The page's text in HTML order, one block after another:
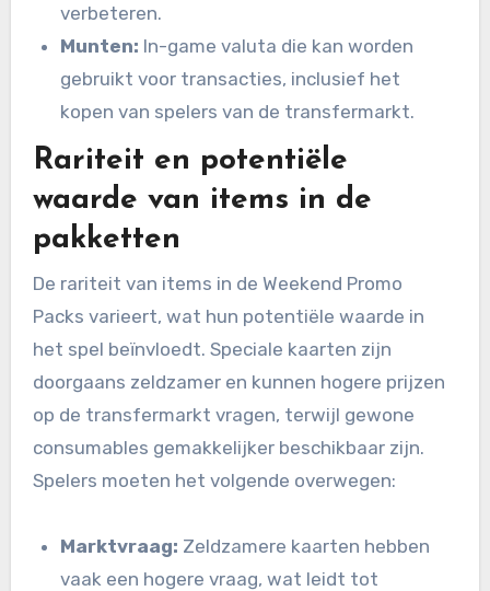
verbeteren.
Munten: In-game valuta die kan worden
gebruikt voor transacties, inclusief het
kopen van spelers van de transfermarkt.
Rariteit en potentiële
waarde van items in de
pakketten
De rariteit van items in de Weekend Promo
Packs varieert, wat hun potentiële waarde in
het spel beïnvloedt. Speciale kaarten zijn
doorgaans zeldzamer en kunnen hogere prijzen
op de transfermarkt vragen, terwijl gewone
consumables gemakkelijker beschikbaar zijn.
Spelers moeten het volgende overwegen:
Marktvraag: Zeldzamere kaarten hebben
vaak een hogere vraag, wat leidt tot